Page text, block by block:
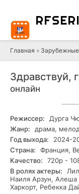
RF
Главная »
Здравствуй,
онлайн
Режиссер:
Дурга
Жанр:
драма,
Год выхода:
2024-
Страна:
Франция,
Качество:
720р -
В ролях актеры:
Наиля Арзун,
Харкорт, Ребекка